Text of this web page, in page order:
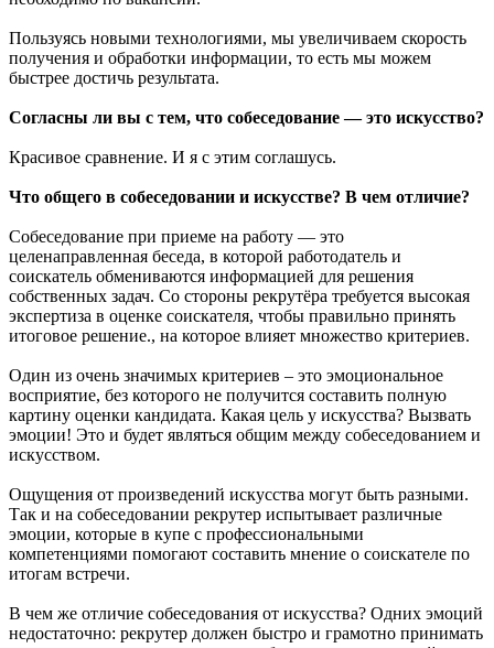
Пользуясь новыми технологиями, мы увеличиваем скорость
получения и обработки информации, то есть мы можем
быстрее достичь результата.
Согласны ли вы с тем, что собеседование — это искусство?
Красивое сравнение. И я с этим соглашусь.
Что общего в собеседовании и искусстве? В чем отличие?
Собеседование при приеме на работу — это
целенаправленная беседа, в которой работодатель и
соискатель обмениваются информацией для решения
собственных задач. Со стороны рекрутёра требуется высокая
экспертиза в оценке соискателя, чтобы правильно принять
итоговое решение., на которое влияет множество критериев.
Один из очень значимых критериев – это эмоциональное
восприятие, без которого не получится составить полную
картину оценки кандидата. Какая цель у искусства? Вызвать
эмоции! Это и будет являться общим между собеседованием и
искусством.
Ощущения от произведений искусства могут быть разными.
Так и на собеседовании рекрутер испытывает различные
эмоции, которые в купе с профессиональными
компетенциями помогают составить мнение о соискателе по
итогам встречи.
В чем же отличие собеседования от искусства? Одних эмоций
недостаточно: рекрутер должен быстро и грамотно принимать